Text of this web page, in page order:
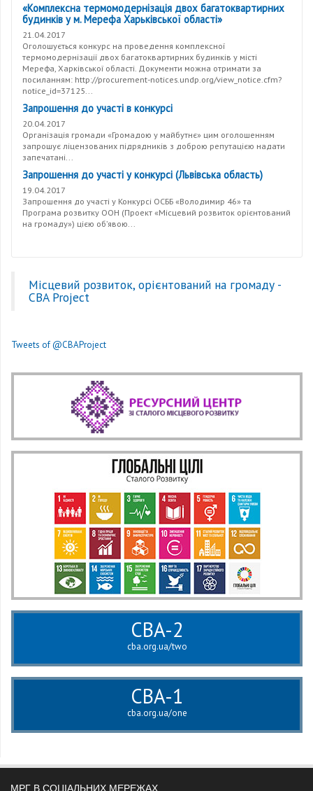
«Комплексна термомодернізація двох багатоквартирних
будинків у м. Мерефа Харьківської області»
21.04.2017
Оголошується конкурс на проведення комплексної
термомодернізації двох багатоквартирних будинків у місті
Мерефа, Харківської області. Документи можна отримати за
посиланням: http://procurement-notices.undp.org/view_notice.cfm?
notice_id=37125...
Запрошення до участі в конкурсі
20.04.2017
Організація громади «Громадою у майбутнє» цим оголошенням
запрошує ліцензованих підрядників з доброю репутацією надати
запечатані...
Запрошення до участі у конкурсі (Львівська область)
19.04.2017
Запрошення до участі у Конкурсі ОСББ «Володимир 46» та
Програма розвитку ООН (Проект «Місцевий розвиток орієнтований
на громаду») цією об’явою...
Місцевий розвиток, орієнтований на громаду -
CBA Project
Tweets of @CBAProject
CBA-2
cba.org.ua/two
CBA-1
cba.org.ua/one
МРГ В СОЦІАЛЬНИХ МЕРЕЖАХ